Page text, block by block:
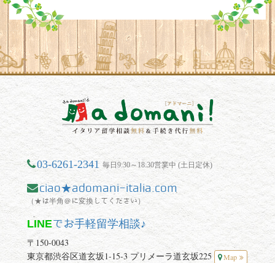
03-6261-2341 毎日9:30～18:30営業中 (土日定休)
ciao★adomani-italia.com
（★は半角＠に変換してください）
LINEでお手軽留学相談♪
〒150-0043
東京都渋谷区道玄坂1-15-3 プリメーラ道玄坂225
Map